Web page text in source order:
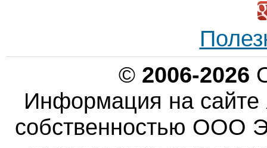
© 2006-2026
Информация на сайте
собственностью ООО